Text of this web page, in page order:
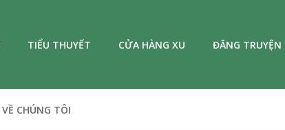
TIỂU THUYẾT CỬA HÀNG XU ĐĂNG TRUYỆN
VỀ CHÚNG TÔI